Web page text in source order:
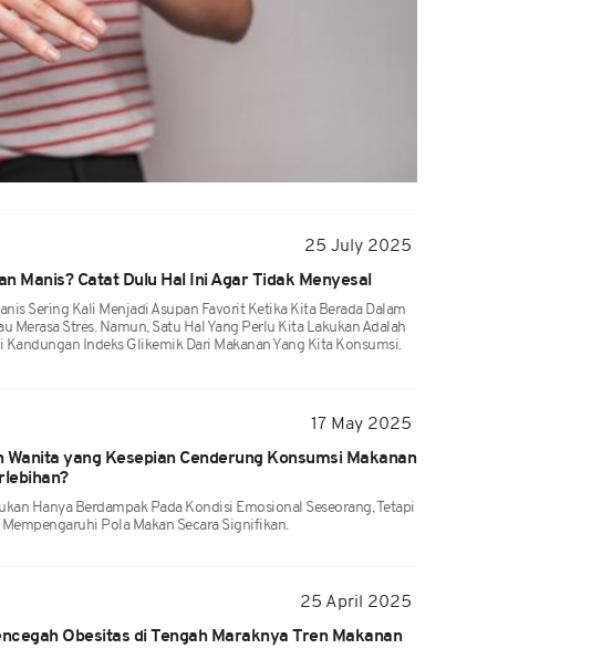
25 July 2025
Manis? Catat Dulu Hal Ini Agar Tidak Menyesal
Sering Kali Menjadi Asupan Favorit Ketika Kita Berada Dalam
Merasa Stres. Namun, Satu Hal Yang Perlu Kita Lakukan Adalah
Kandungan Indeks Glikemik Dari Makanan Yang Kita Konsumsi.
17 May 2025
Wanita yang Kesepian Cenderung Konsumsi Makanan
Hanya Berdampak Pada Kondisi Emosional Seseorang, Tetapi
Pola Makan Secara Signifikan.
25 April 2025
Obesitas di Tengah Maraknya Tren Makanan